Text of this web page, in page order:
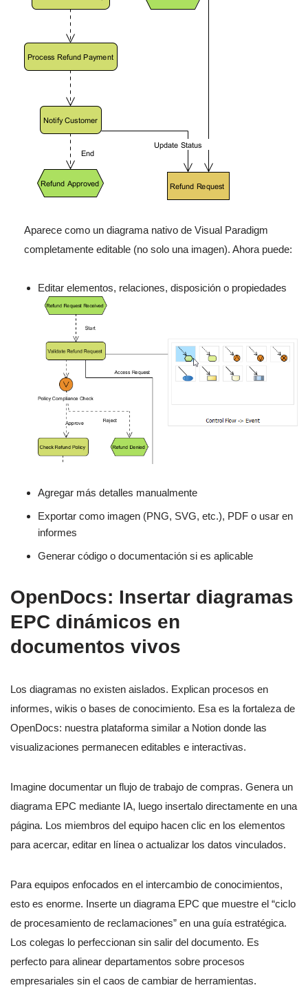
Aparece como un diagrama nativo de Visual Paradigm
completamente editable (no solo una imagen). Ahora puede:
Editar elementos, relaciones, disposición o propiedades
Agregar más detalles manualmente
Exportar como imagen (PNG, SVG, etc.), PDF o usar en
informes
Generar código o documentación si es aplicable
OpenDocs: Insertar diagramas
EPC dinámicos en
documentos vivos
Los diagramas no existen aislados. Explican procesos en
informes, wikis o bases de conocimiento. Esa es la fortaleza de
OpenDocs: nuestra plataforma similar a Notion donde las
visualizaciones permanecen editables e interactivas.
Imagine documentar un flujo de trabajo de compras. Genera un
diagrama EPC mediante IA, luego insertalo directamente en una
página. Los miembros del equipo hacen clic en los elementos
para acercar, editar en línea o actualizar los datos vinculados.
Para equipos enfocados en el intercambio de conocimientos,
esto es enorme. Inserte un diagrama EPC que muestre el “ciclo
de procesamiento de reclamaciones” en una guía estratégica.
Los colegas lo perfeccionan sin salir del documento. Es
perfecto para alinear departamentos sobre procesos
empresariales sin el caos de cambiar de herramientas.